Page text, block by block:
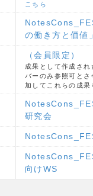
こちら
の働き方と価値
（会員限定）
成果として作成さ
バーのみ参照可と
加してこれらの成
研究会
向けWS